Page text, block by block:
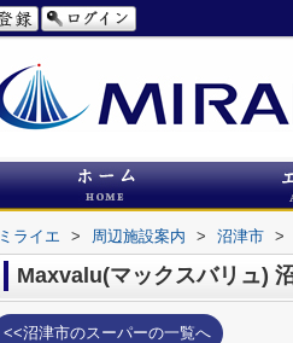
ミライエ > 周辺施設案内 > 沼津市 >
Maxvalu(マックスバリュ)
<<沼津市のスーパーの一覧へ